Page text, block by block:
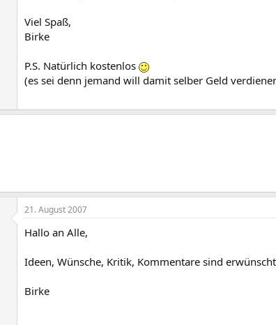
Viel Spaß,
Birke
P.S. Natürlich kostenlos
(es sei denn jemand will damit selber Geld
21. August 2007
Hallo an Alle,
Ideen, Wünsche, Kritik, Kommentare sind erwünscht
Birke